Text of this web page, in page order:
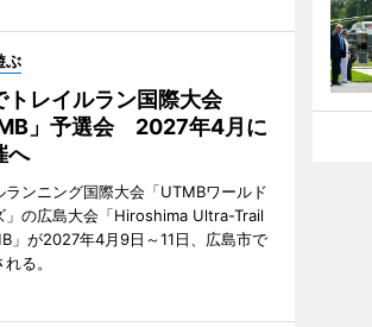
ぶ
トレイルラン国際大会
」予選会 2027年4月に
へ
ランニング国際大会「UTMBワールド
」の広島大会「Hiroshima Ultra-Trail
」が2027年4月9日～11日、広島市で
る。